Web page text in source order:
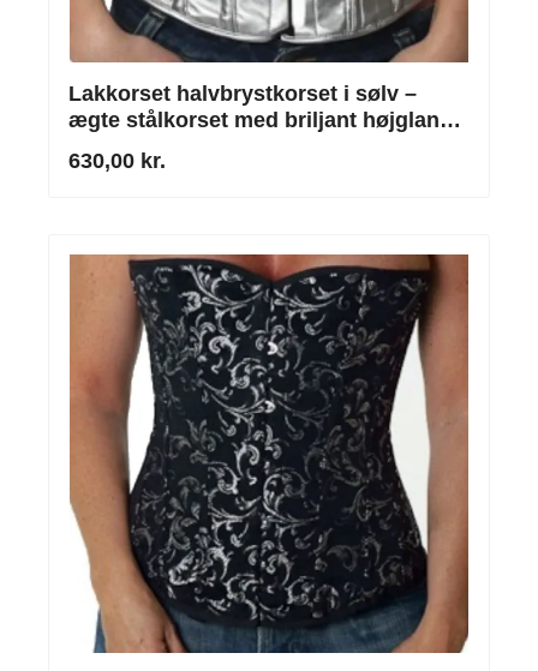
Lakkorset halvbrystkorset i sølv –
ægte stålkorset med briljant højglans-
630,00 kr.